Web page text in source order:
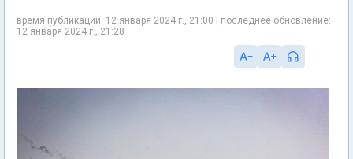
время публикации: 12 января 2024 г., 21:00 | последнее обновление:
12 января 2024 г., 21:28